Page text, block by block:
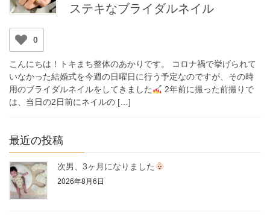
ステキなブライダルネイル
0
こんにちは！トキまち整体のあかりです。 コロナ禍で挙げられて
いなかった結婚式を今週の日曜日に行う予定なのですが、その時
用のブライダルネイルをしてきました
2年前に撮った前撮りで
は、当日の2日前にネイルの […]
最近の投稿
次男、3ヶ月になりました
2026年8月6日